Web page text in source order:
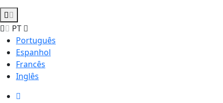
PT
Português
Espanhol
Francês
Inglês